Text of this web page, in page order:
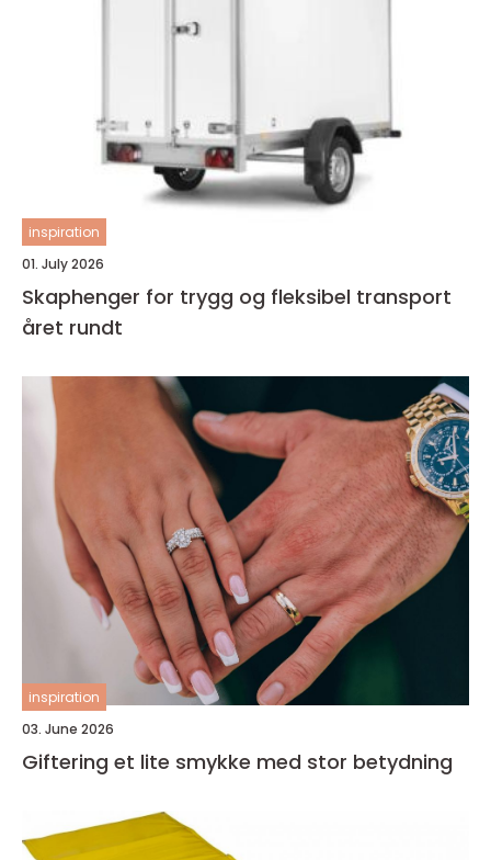
inspiration
01. July 2026
Skaphenger for trygg og fleksibel transport
året rundt
inspiration
03. June 2026
Giftering et lite smykke med stor betydning